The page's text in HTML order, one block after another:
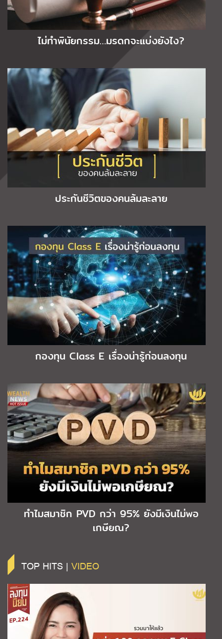
ไม่ทำพินัยกรรม…มรดกจะแบ่งยังไง?
ประกันชีวิตของคนล้มละลาย
กองทุน Class E เรื่องน่ารู้ก่อนลงทุน
ทำไมสมาชิก PVD กว่า 95% ยังมีเงินไม่พอ
เกษียณ?
TOP HITS | VIDEO